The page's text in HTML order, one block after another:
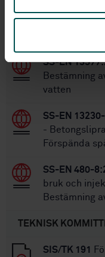
Inom samma
SS-EN
Bestämning
vatten
SS-EN
-
Förspända
SS-EN 480-
bruk och
Bestämning
TEKNISK
SIS/TK 191